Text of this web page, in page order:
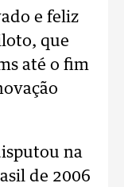
e feliz
que
até o fim
na
de 2006